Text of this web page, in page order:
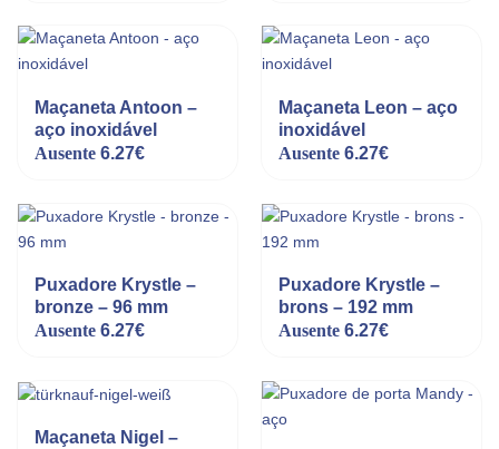
Maçaneta Antoon –
aço inoxidável
Ausente 6.27€
Maçaneta Leon – aço
inoxidável
Ausente 6.27€
Puxadore Krystle –
bronze – 96 mm
Ausente 6.27€
Puxadore Krystle –
brons – 192 mm
Ausente 6.27€
Maçaneta Nigel –